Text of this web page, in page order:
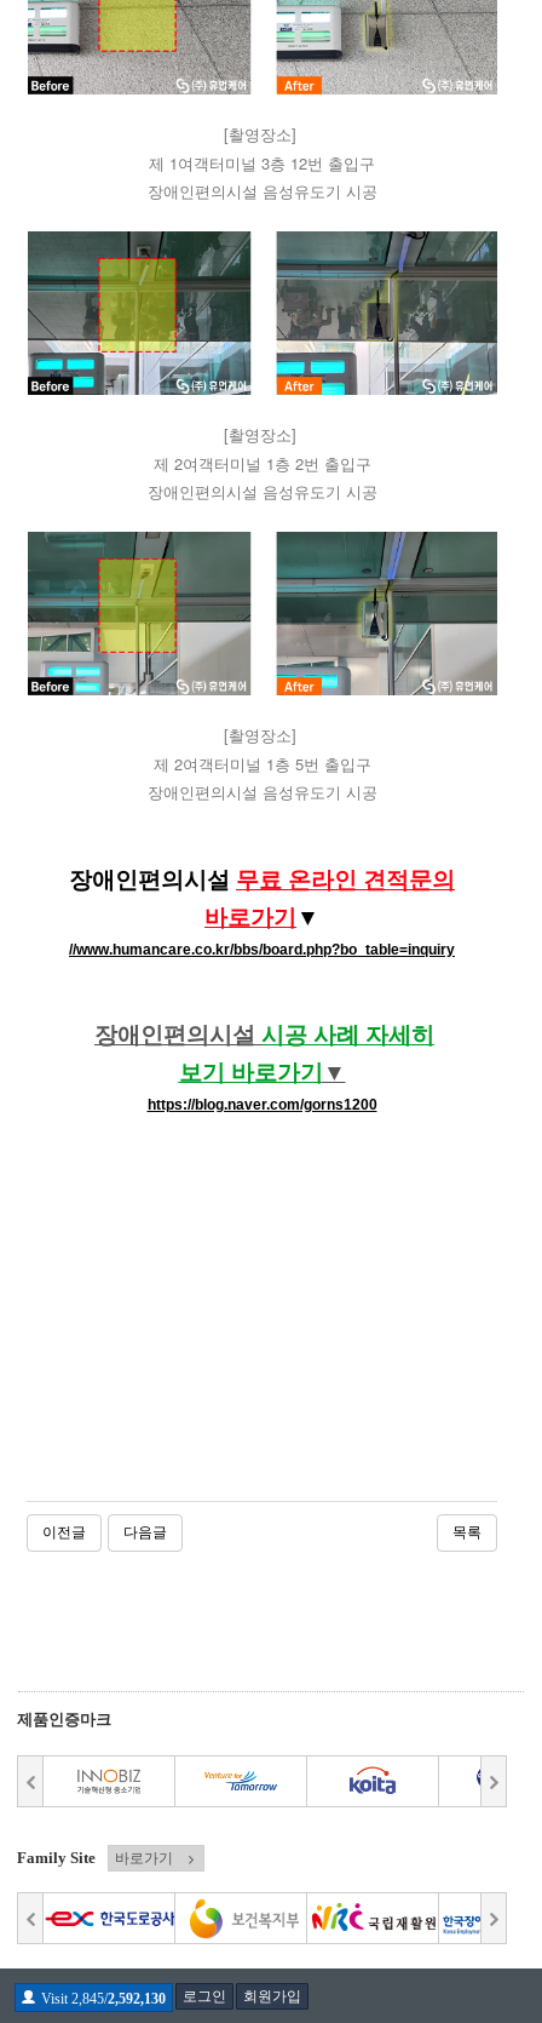
[촬영장소]
제 1여객터미널 3층 12번 출입구
장애인편의시설 음성유도기 시공
[촬영장소]
제 2여객터미널 1층 2번 출입구
장애인편의시설 음성유도기 시공
[촬영장소]
제 2여객터미널 1층 5번 출입구
장애인편의시설 음성유도기 시공
장애인편의시설 무료 온라인 견적문의
바로가기​ ​​▼
//www.humancare.co.kr/bbs/board.php?bo_table=inquiry
장애인편의시설 시공 사례 자세히
보기
바로가기 ​​▼
https://blog.naver.com/gorns1200
이전글 다음글 목록
제품인증마크
Family Site 바로가기
Visit 2,845/2,592,130 로그인 회원가입